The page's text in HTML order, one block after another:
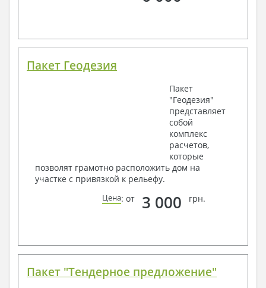
Пакет Геодезия
Пакет
"Геодезия"
представляет
собой
комплекс
расчетов,
которые
позволят грамотно расположить дом на
участке с привязкой к рельефу.
Цена: от 3 000 грн.
Пакет "Тендерное предложение"